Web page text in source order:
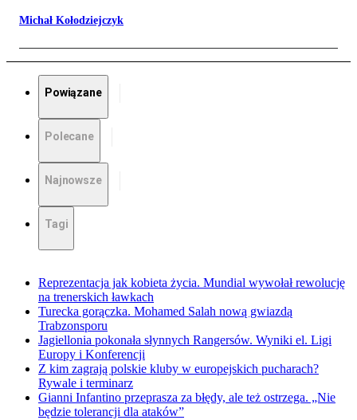
Michał Kołodziejczyk
Powiązane
Polecane
Najnowsze
Tagi
Reprezentacja jak kobieta życia. Mundial wywołał rewolucję
na trenerskich ławkach
Turecka gorączka. Mohamed Salah nową gwiazdą
Trabzonsporu
Jagiellonia pokonała słynnych Rangersów. Wyniki el. Ligi
Europy i Konferencji
Z kim zagrają polskie kluby w europejskich pucharach?
Rywale i terminarz
Gianni Infantino przeprasza za błędy, ale też ostrzega. „Nie
będzie tolerancji dla ataków”